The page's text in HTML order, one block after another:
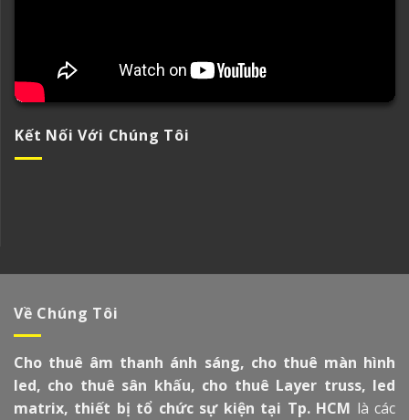
Kết Nối Với Chúng Tôi
Về Chúng Tôi
Cho thuê âm thanh ánh sáng, cho thuê màn hình
led, cho thuê sân khấu, cho thuê Layer truss, led
matrix, thiết bị tổ chức sự kiện tại Tp. HCM là các